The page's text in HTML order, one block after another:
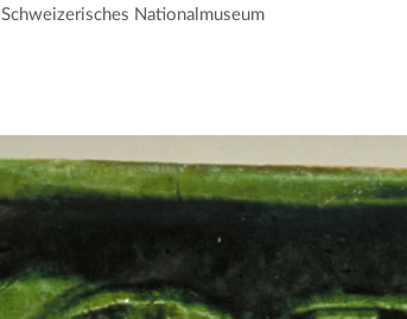
Schweizerisches Nationalmuseum